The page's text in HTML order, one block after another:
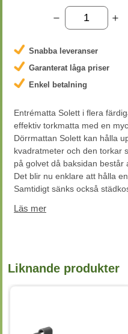
Snabba leveranser
Garanterat låga priser
Enkel betalning
Entrématta Solett i flera
effektiv torkmatta med en
Dörrmattan Solett kan hålla
kvadratmeter och den torkar
på golvet då baksidan består
Det blir nu enklare att hålla
Samtidigt sänks också
- Skaka, dammsug eller spola
- Tillverkad i olefin, baksida av
- Tjocklek: 9,0mm
Läs mer
Liknande produkter